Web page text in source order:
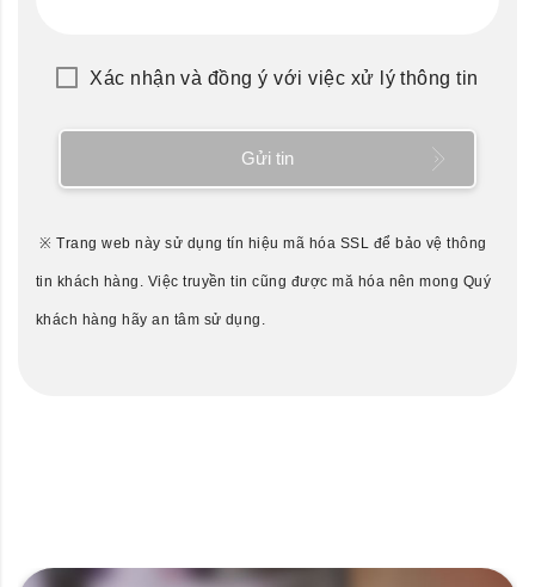
Xác nhận và đồng ý với việc xử lý thông tin
Gửi tin
※ Trang web này sử dụng tín hiệu mã hóa SSL để bảo vệ thông
tin khách hàng. Việc truyền tin cũng được mă hóa nên mong Quý
khách hàng hãy an tâm sử dụng.